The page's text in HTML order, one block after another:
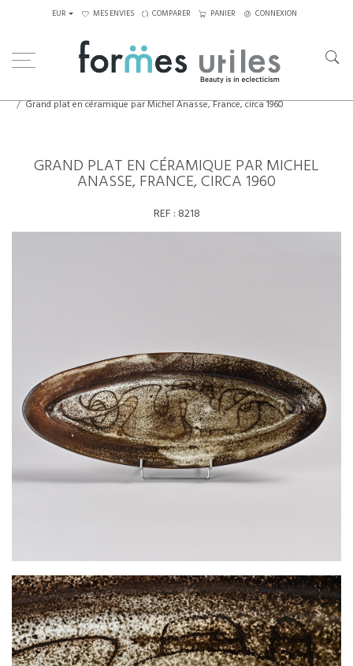
EUR MES ENVIES COMPARER PANIER CONNEXION
Grand plat en céramique par Michel Anasse, France, circa 1960
GRAND PLAT EN CÉRAMIQUE PAR MICHEL
ANASSE, FRANCE, CIRCA 1960
REF : 8218